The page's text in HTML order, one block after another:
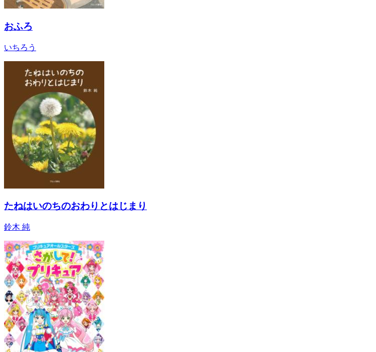
おふろ
いちろう
たねはいのちのおわりとはじまり
鈴木 純